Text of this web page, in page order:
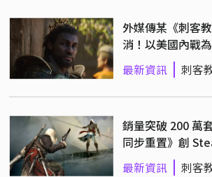
外媒傳某《刺客
消！以美國內戰
育碧：爭議太大
最新資訊 刺客
銷量突破 200 萬
同步重置》創
日 DLC 營收破百
最新資訊
刺客